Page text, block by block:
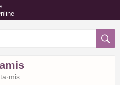
ta·mis